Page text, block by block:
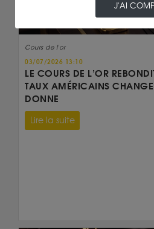
Cours de l'or
03/07/2026 13:10
LE COURS DE L’OR
TAUX AMÉRICAINS
DONNE
Lire la suite
J'AI